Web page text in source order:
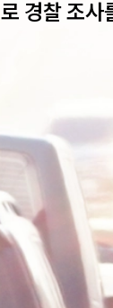
경찰 조